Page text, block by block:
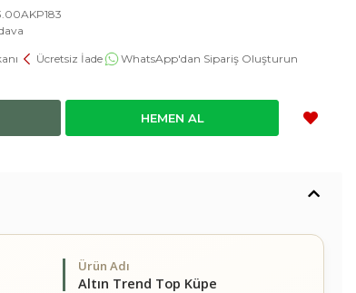
Ücretsiz İade WhatsApp'dan Sipariş Oluşturun
HEMEN AL
Ürün Adı
Altın Trend Top Küpe